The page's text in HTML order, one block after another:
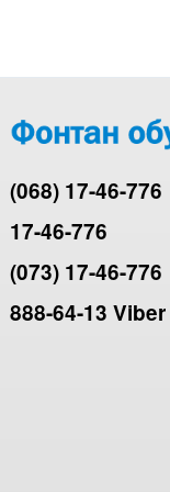
(068) 17-46-776
17-46-776
(073) 17-46-776
888-64-13 Viber